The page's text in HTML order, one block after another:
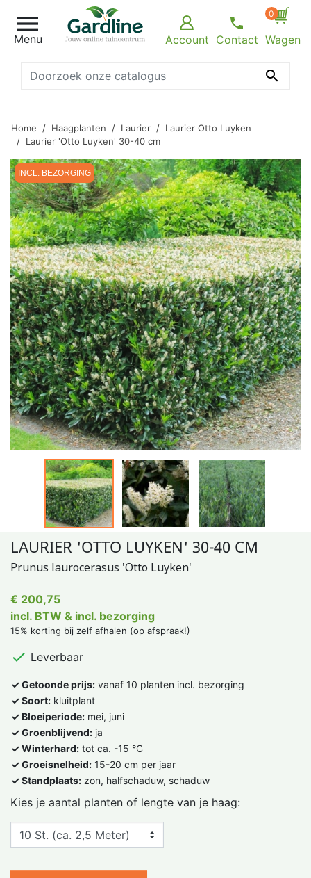

Menu Account Contact
0
Wagen

Home Haagplanten Laurier
Laurier Otto Luyken
Laurier 'Otto Luyken' 30-40 cm
INCL. BEZORGING
LAURIER 'OTTO LUYKEN' 30-40 CM
Prunus laurocerasus 'Otto Luyken'
€ 200,75
incl. BTW & incl. bezorging
15% korting bij zelf afhalen (op afspraak!)
 Leverbaar
✓ Getoonde prijs: vanaf 10 planten incl. bezorging
✓ Soort: kluitplant
✓ Bloeiperiode: mei, juni
✓ Groenblijvend: ja
✓ Winterhard: tot ca. -15 °C
✓ Groeisnelheid: 15-20 cm per jaar
✓ Standplaats: zon, halfschaduw, schaduw
Kies je aantal planten of lengte van je haag: